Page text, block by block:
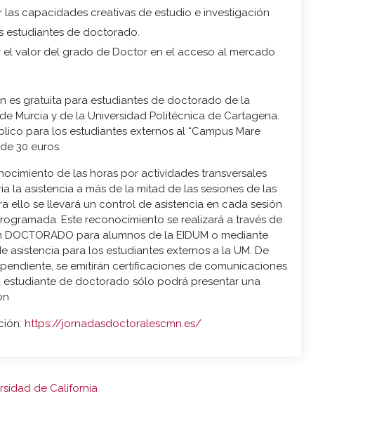
las capacidades creativas de estudio e investigación
estudiantes de doctorado.
el valor del grado de Doctor en el acceso al mercado
es gratuita para estudiantes de doctorado de la
Murcia y de la Universidad Politécnica de Cartagena.
para los estudiantes externos al “Campus Mare
30 euros.
de las horas por actividades transversales
la asistencia a más de la mitad de las sesiones de las
ello se llevará un control de asistencia en cada sesión
Este reconocimiento se realizará a través de
para alumnos de la EIDUM o mediante
asistencia para los estudiantes externos a la UM. De
se emitirán certificaciones de comunicaciones
estudiante de doctorado sólo podrá presentar una
https://jornadasdoctoralescmn.es/
de California